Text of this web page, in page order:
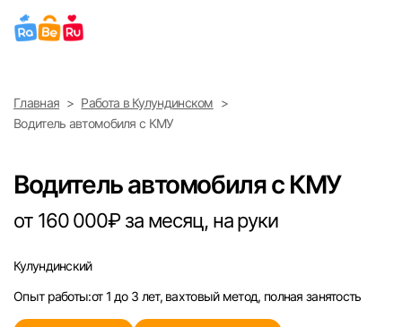
Найти работу
Выберите город
Санкт-Петербург
Главная
Работа в Кулундинском
Водитель автомобиля с КМУ
Водитель автомобиля с КМУ
от 160 000₽ за месяц, на руки
Кулундинский
Опыт работы:от 1 до 3 лет, вахтовый метод, полная занятость